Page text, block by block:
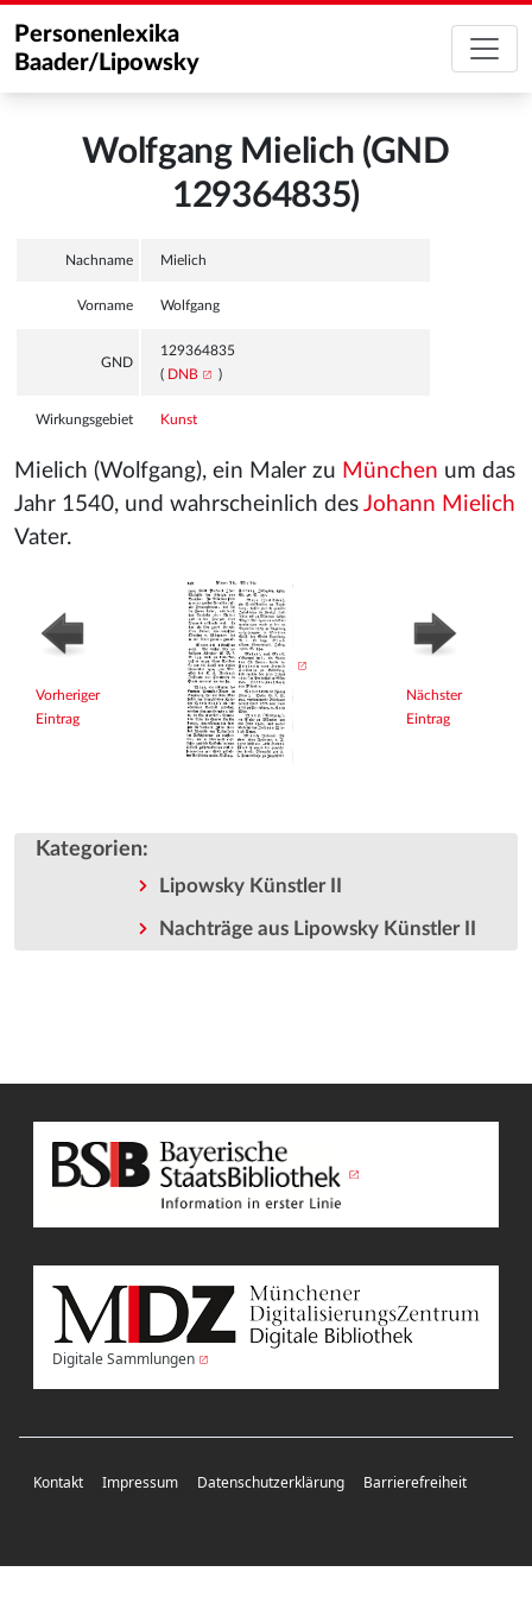
Personenlexika
Baader/Lipowsky
Wolfgang Mielich (GND
129364835)
Nachname Mielich
Vorname Wolfgang
GND
129364835
( DNB )
Wirkungsgebiet Kunst
Mielich (Wolfgang), ein Maler zu München um das
Jahr 1540, und wahrscheinlich des Johann Mielich
Vater.
Vorheriger
Eintrag
Nächster
Eintrag
Kategorien:
Lipowsky Künstler II
Nachträge aus Lipowsky Künstler II
Digitale Sammlungen
Kontakt Impressum Datenschutzerklärung Barrierefreiheit